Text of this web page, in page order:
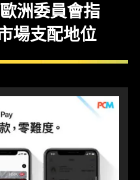
洲委員會指
場支配地位